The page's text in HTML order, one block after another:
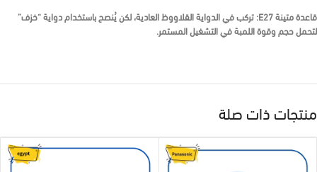
قاعدة متينة E27:
تركب في الدواية القلاووظ العادية، لكن يُنصح باستخدام دواية “خزف”
لتحمل حجم وقوة اللمبة في التشغيل المستمر.
منتجات ذات صلة